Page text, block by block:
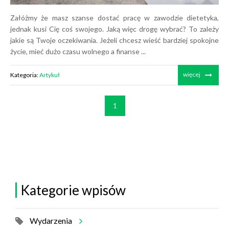
Załóżmy że masz szanse dostać pracę w zawodzie dietetyka,
jednak kusi Cię coś swojego. Jaką więc drogę wybrać? To zależy
jakie są Twoje oczekiwania. Jeżeli chcesz wieść bardziej spokojne
życie, mieć dużo czasu wolnego a finanse ...
Kategoria:Artykuł więcej
1
Kategorie wpisów
Wydarzenia